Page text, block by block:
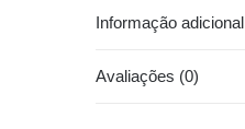
Informação adicional
Avaliações (0)